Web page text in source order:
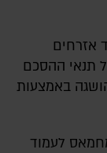
אזרחים
תנאי ההסכם
באמצעות